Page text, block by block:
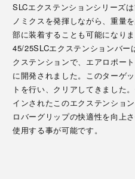
SLCエクステンションシリーズ
ノミクスを発揮しながら、重量
部に装着することも可能になりま
45/25SLCエクステンションバー
クステンションで、エアロポー
に開発されました。このターゲ
トを行い、クリアしてきました
インされたこのエクステンショ
ロバーグリップの快適性を向上
使用する事が可能です。